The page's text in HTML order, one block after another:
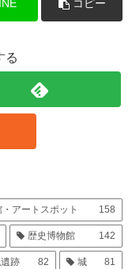
コピー
る
アートスポット 158
歴史博物館 142
跡 82 城 81